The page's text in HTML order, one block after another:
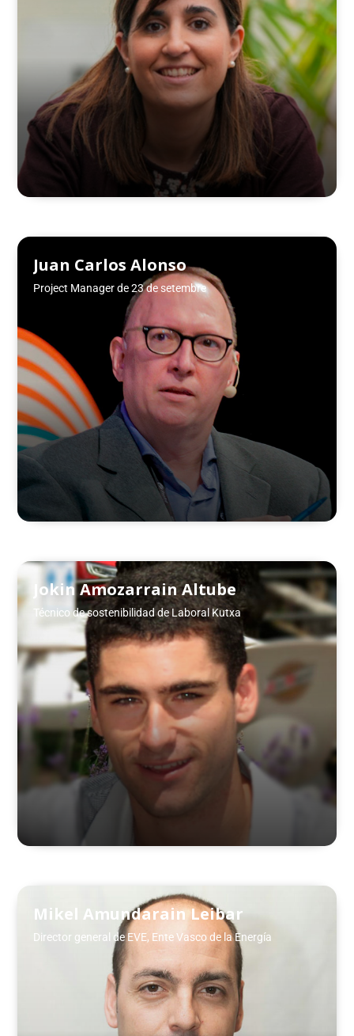
Juan Carlos Alonso
Project Manager de 23 de setembre
Jokin Amozarrain Altube
Técnico de sostenibilidad de Laboral Kutxa
Mikel Amundarain Leibar
Director general de EVE, Ente Vasco de la Energía